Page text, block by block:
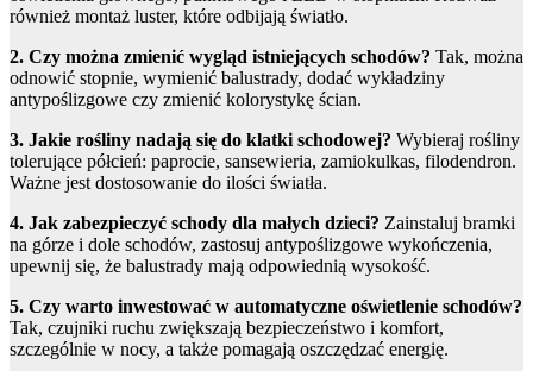
również montaż luster, które odbijają światło.
2. Czy można zmienić wygląd istniejących schodów? Tak, można
odnowić stopnie, wymienić balustrady, dodać wykładziny
antypoślizgowe czy zmienić kolorystykę ścian.
3. Jakie rośliny nadają się do klatki schodowej? Wybieraj rośliny
tolerujące półcień: paprocie, sansewieria, zamiokulkas, filodendron.
Ważne jest dostosowanie do ilości światła.
4. Jak zabezpieczyć schody dla małych dzieci? Zainstaluj bramki
na górze i dole schodów, zastosuj antypoślizgowe wykończenia,
upewnij się, że balustrady mają odpowiednią wysokość.
5. Czy warto inwestować w automatyczne oświetlenie schodów?
Tak, czujniki ruchu zwiększają bezpieczeństwo i komfort,
szczególnie w nocy, a także pomagają oszczędzać energię.